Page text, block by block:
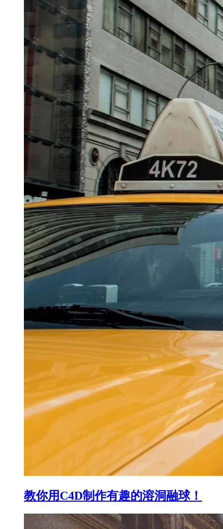
教你用C4D制作有趣的溶洞融球！